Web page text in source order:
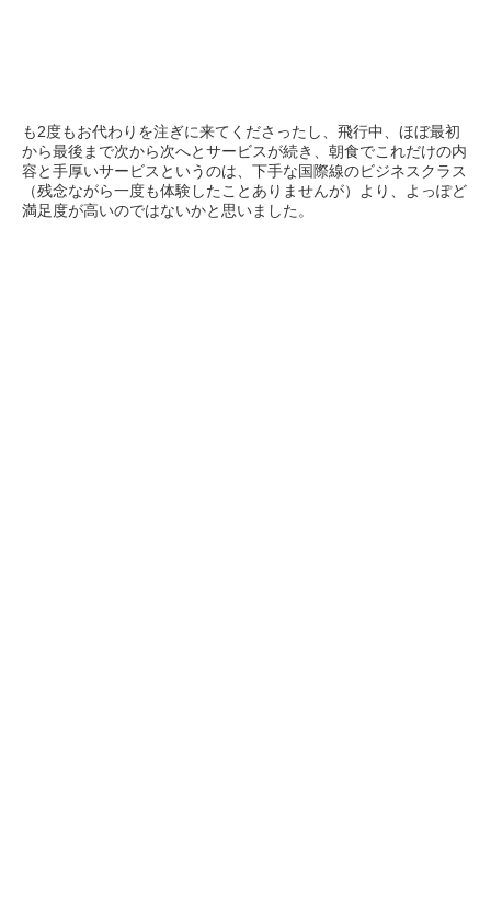
も2度もお代わりを注ぎに来てくださったし、飛行中、ほぼ最初
から最後まで次から次へとサービスが続き、朝食でこれだけの内
容と手厚いサービスというのは、下手な国際線のビジネスクラス
（残念ながら一度も体験したことありませんが）より、よっぽど
満足度が高いのではないかと思いました。